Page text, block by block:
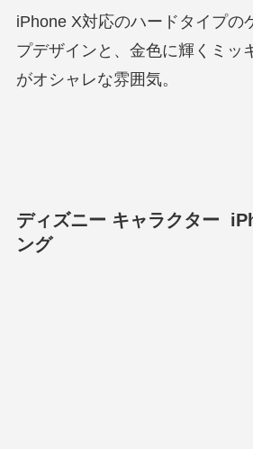
iPhone X対応のハードタイプの
プデザインと、金色に輝くミッ
がオシャレな雰囲気。
ディズニー キャラクター
ング